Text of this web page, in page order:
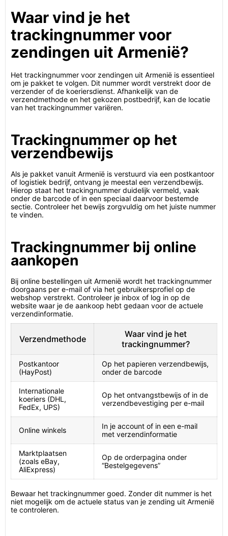
Waar vind je het
trackingnummer voor
zendingen uit Armenië?
Het trackingnummer voor zendingen uit Armenië is essentieel
om je pakket te volgen. Dit nummer wordt verstrekt door de
verzender of de koeriersdienst. Afhankelijk van de
verzendmethode en het gekozen postbedrijf, kan de locatie
van het trackingnummer variëren.
Trackingnummer op het
verzendbewijs
Als je pakket vanuit Armenië is verstuurd via een postkantoor
of logistiek bedrijf, ontvang je meestal een verzendbewijs.
Hierop staat het trackingnummer duidelijk vermeld, vaak
onder de barcode of in een speciaal daarvoor bestemde
sectie. Controleer het bewijs zorgvuldig om het juiste nummer
te vinden.
Trackingnummer bij online
aankopen
Bij online bestellingen uit Armenië wordt het trackingnummer
doorgaans per e-mail of via het gebruikersprofiel op de
webshop verstrekt. Controleer je inbox of log in op de
website waar je de aankoop hebt gedaan voor de actuele
verzendinformatie.
Verzendmethode
Waar vind je het
trackingnummer?
Postkantoor
(HayPost)
Op het papieren verzendbewijs,
onder de barcode
Internationale
koeriers (DHL,
FedEx, UPS)
Op het ontvangstbewijs of in de
verzendbevestiging per e-mail
Online winkels
In je account of in een e-mail
met verzendinformatie
Marktplaatsen
(zoals eBay,
AliExpress)
Op de orderpagina onder
“Bestelgegevens”
Bewaar het trackingnummer goed. Zonder dit nummer is het
niet mogelijk om de actuele status van je zending uit Armenië
te controleren.